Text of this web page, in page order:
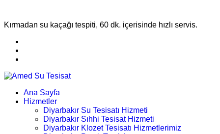
Kırmadan su kaçağı tespiti, 60 dk. içerisinde hızlı servis.
Ana Sayfa
Hizmetler
Diyarbakır Su Tesisatı Hizmeti
Diyarbakır Sıhhi Tesisat Hizmeti
Diyarbakır Klozet Tesisatı Hizmetlerimiz